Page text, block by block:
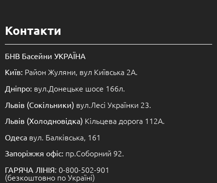
Контакти
БНВ Басейни УКРАЇНА
Київ: Район Жуляни, вул Київська 2А.
Дніпро: вул.Донецьке шосе 166л.
Львів (Сокільники) вул.Лесі Українки 23.
Львів (Холодновідка) Кільцева дорога 112А.
Одеса вул. Балківська, 161
Запоріжжя офіс: пр.Соборний 92.
ГАРЯЧА ЛІНІЯ: 0-800-502-901
(безкоштовно по Україні)